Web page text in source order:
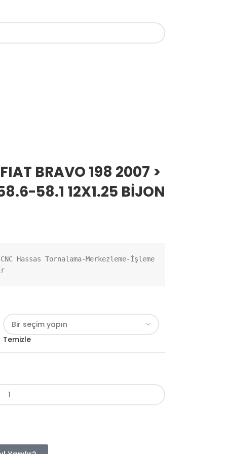
BRAVO 198 2007 >
58.1 12X1.25 BİJON
Hassas Tornalama-Merkezleme-İşleme
Temizle